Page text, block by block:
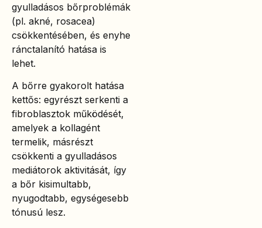
gyulladásos bőrproblémák
(pl. akné, rosacea)
csökkentésében, és enyhe
ránctalanító hatása is
lehet.
A bőrre gyakorolt hatása
kettős: egyrészt serkenti a
fibroblasztok működését,
amelyek a kollagént
termelik, másrészt
csökkenti a gyulladásos
mediátorok aktivitását, így
a bőr kisimultabb,
nyugodtabb, egységesebb
tónusú lesz.